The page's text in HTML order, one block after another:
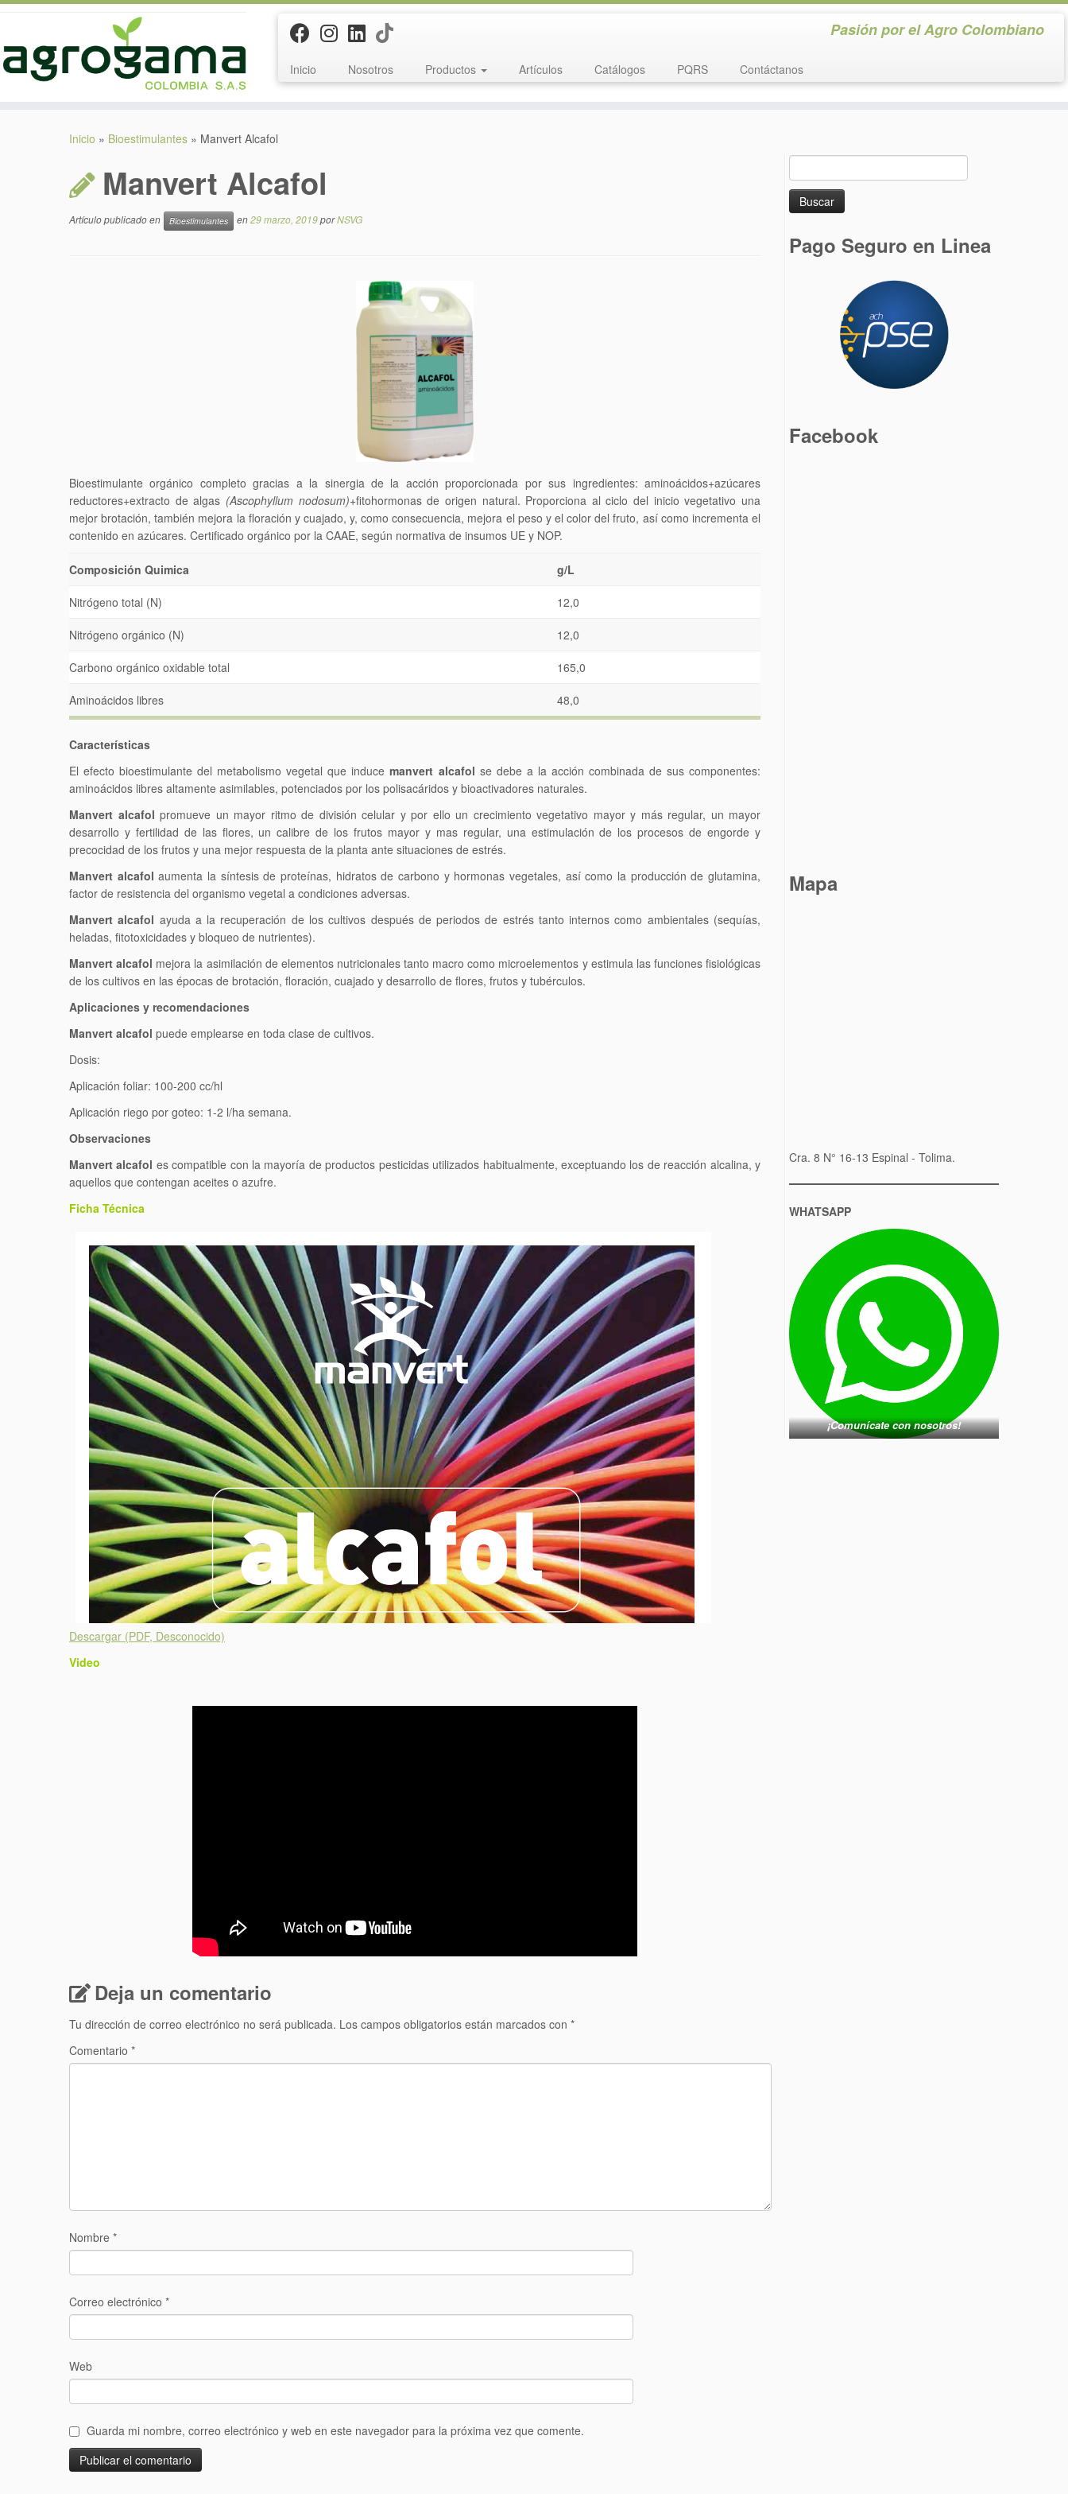
Pasión por el Agro Colombiano
Inicio Nosotros Productos Artículos Catálogos PQRS Contáctanos
Inicio » Bioestimulantes » Manvert Alcafol
Manvert Alcafol
Artículo publicado en Bioestimulantes en29 marzo, 2019porNSVG
Bioestimulante orgánico completo gracias a la sinergia de la acción proporcionada por sus ingredientes: aminoácidos+azúcares
reductores+extracto de algas (Ascophyllum nodosum)+fitohormonas de origen natural. Proporciona al ciclo del inicio vegetativo una
mejor brotación, también mejora la floración y cuajado, y, como consecuencia, mejora el peso y el color del fruto, así como incrementa el
contenido en azúcares. Certificado orgánico por la CAAE, según normativa de insumos UE y NOP.
Composición Quimica g/L
Nitrógeno total (N) 12,0
Nitrógeno orgánico (N) 12,0
Carbono orgánico oxidable total 165,0
Aminoácidos libres 48,0
Características
El efecto bioestimulante del metabolismo vegetal que inducemanvert alcafol se debe a la acción combinada de sus componentes:
aminoácidos libres altamente asimilables, potenciados por los polisacáridos y bioactivadores naturales.
Manvert alcafol promueve un mayor ritmo de división celular y por ello un crecimiento vegetativo mayor y más regular, un mayor
desarrollo y fertilidad de las flores, un calibre de los frutos mayor y mas regular, una estimulación de los procesos de engorde y
precocidad de los frutos y una mejor respuesta de la planta ante situaciones de estrés.
Manvert alcafolaumenta la síntesis de proteínas, hidratos de carbono y hormonas vegetales, así como la producción de glutamina,
factor de resistencia del organismo vegetal a condiciones adversas.
Manvert alcafol ayuda a la recuperación de los cultivos después de periodos de estrés tanto internos como ambientales (sequías,
heladas, fitotoxicidades y bloqueo de nutrientes).
Manvert alcafol mejora la asimilación de elementos nutricionales tanto macro como microelementos y estimula las funciones fisiológicas
de los cultivos en las épocas de brotación, floración, cuajado y desarrollo de flores, frutos y tubérculos.
Aplicaciones y recomendaciones
Manvert alcafol puede emplearse en toda clase de cultivos.
Dosis:
Aplicación foliar: 100-200 cc/hl
Aplicación riego por goteo: 1-2 l/ha semana.
Observaciones
Manvert alcafol es compatible con la mayoría de productos pesticidas utilizados habitualmente, exceptuando los de reacción alcalina, y
aquellos que contengan aceites o azufre.
Ficha Técnica
Descargar (PDF, Desconocido)
Video
Deja un comentario
Tu dirección de correo electrónico no será publicada. Los campos obligatorios están marcados con *
Comentario *
Nombre *
Correo electrónico *
Web
Guarda mi nombre, correo electrónico y web en este navegador para la próxima vez que comente.
Buscar:
Pago Seguro en Linea
Facebook
Mapa
Cra. 8 N° 16-13 Espinal - Tolima.
WHATSAPP
¡Comunícate con nosotros!